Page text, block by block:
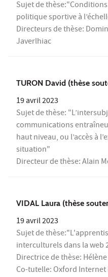
Sujet de
politique sportive à
Directeurs de thèse:
Javerlhiac
TURON David (thèse
19 avril 2023
Sujet de thèse:
communications
haut niveau, ou l’accès à
situation"
Directeur de thèse: Alain
VIDAL Laura (thèse
19 avril 2023
Sujet de
interculturels dans la web
Directrice de thèse:
Co-tutelle: Oxford